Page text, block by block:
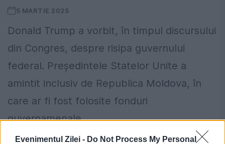
Evenimentul Zilei - Do Not Process My Personal
5 MARTIE 2025
Donald Trump a vorbit, în timpul discursului
din Congres, despre risipa guvernului
federal. Președintele Statelor Unite a
amintit inclusiv de Republica Moldova, în
care ar fi fost folosite fonduri
guvernamenale...